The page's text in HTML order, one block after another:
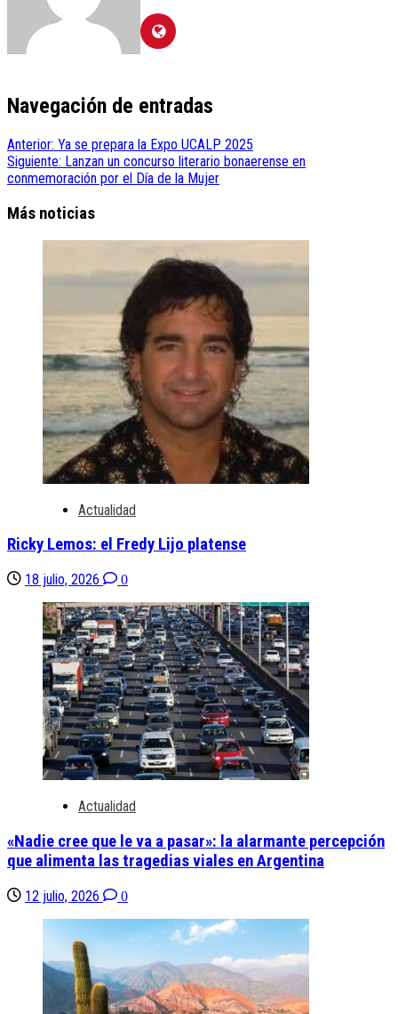
Navegación de entradas
Anterior: Ya se prepara la Expo UCALP 2025
Siguiente: Lanzan un concurso literario bonaerense en
conmemoración por el Día de la Mujer
Más noticias
Actualidad
Ricky Lemos: el Fredy Lijo platense
18 julio, 2026 0
Actualidad
«Nadie cree que le va a pasar»: la alarmante percepción
que alimenta las tragedias viales en Argentina
12 julio, 2026 0